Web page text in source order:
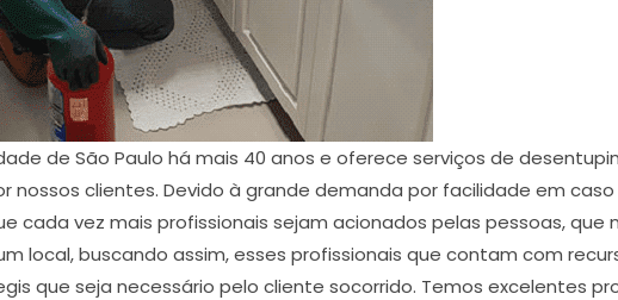
de São Paulo há mais 40 anos e oferece serviços de
clientes. Devido à grande demanda por facilidade em
cada vez mais profissionais sejam acionados pelas pessoas, que
local, buscando assim, esses profissionais que contam com
que seja necessário pelo cliente socorrido. Temos excelentes